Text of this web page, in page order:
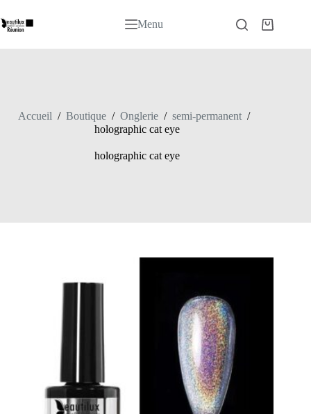
au
contenu
Menu
Panier
Accueil / Boutique / Onglerie / semi-permanent /
holographic cat eye
holographic cat eye